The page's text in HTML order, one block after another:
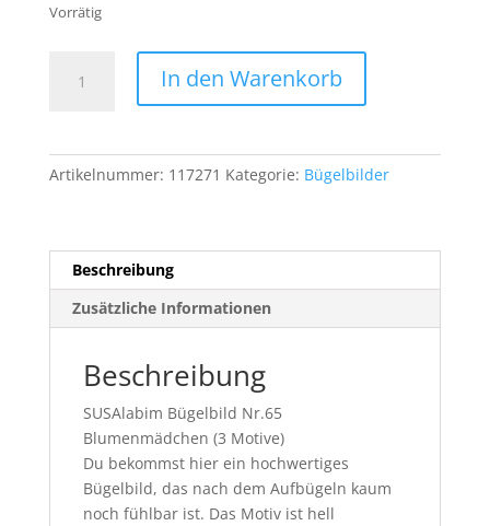
Vorrätig
Nr.65
Blumenmädchen
In den Warenkorb
Artikelnummer: 117271 Kategorie: Bügelbilder
Beschreibung
Zusätzliche Informationen
Beschreibung
SUSAlabim Bügelbild Nr.65
Blumenmädchen (3 Motive)
Du bekommst hier ein hochwertiges
Bügelbild, das nach dem Aufbügeln kaum
noch fühlbar ist. Das Motiv ist hell